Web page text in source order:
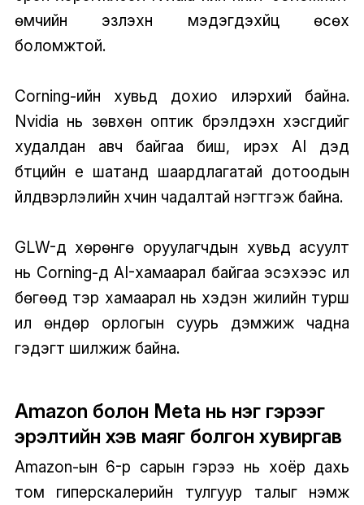
өмчийн эзлэхүүн мэдэгдэхүйц өсөх
боломжтой.
Corning-ийн хувьд дохио илэрхий байна.
Nvidia нь зөвхөн оптик бүрэлдэхүүн хэсгүүдийг
худалдан авч байгаа биш, ирэх AI дэд
бүтцийн үе шатанд шаардлагатай дотоодын
үйлдвэрлэлийн хүчин чадалтай нэгтгэж байна.
GLW-д хөрөнгө оруулагчдын хувьд асуулт
нь Corning-д AI-хамаарал байгаа эсэхээс илүү
бөгөөд тэр хамаарал нь хэдэн жилийн турш
илүү өндөр орлогын суурь дэмжиж чадна
гэдэгт шилжиж байна.
Amazon болон Meta нь нэг гэрээг
эрэлтийн хэв маяг болгон хувиргав
Amazon-ын 6-р сарын гэрээ нь хоёр дахь
том гиперскалерийн тулгуур талыг нэмж